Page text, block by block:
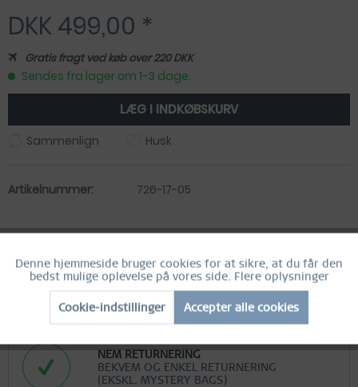
DKK 499,00 *
Gratis fragt ved køb over 220 DKK
Sendes fra lager om 1-3 dage.
LÆG I INDKØBSKURV
Sammenlign Husk
Artikelnummer: 726-17-05
GRATIS FRAGT
GRATIS FRAGT VED KØB OVER 290 DKK
NEM RETURNERING
BEKVEM OG ENKEL RETURNERING
(EKSKL. MYSTERY BAGS)
Funktionelle Aktiv
Marketing Inactief
Tracking
Denne hjemmeside bruger cookies for at sikre, at du får den
bedst mulige oplevelse på vores side. Flere oplysninger
Cookie-indstillinger Accepter alle cookies